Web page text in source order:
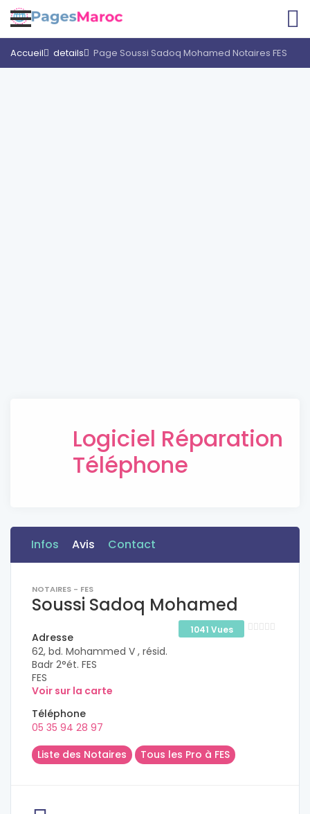
Accueil details Page Soussi Sadoq Mohamed Notaires FES
Logiciel Réparation
Téléphone
Infos Avis Contact
NOTAIRES - FES
Soussi Sadoq Mohamed
1041 Vues
Adresse
62, bd. Mohammed V , résid.
Badr 2°ét. FES
FES
Voir sur la carte
Téléphone
05 35 94 28 97
Liste des Notaires
Tous les Pro à FES